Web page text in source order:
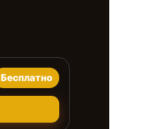
Бесплатно